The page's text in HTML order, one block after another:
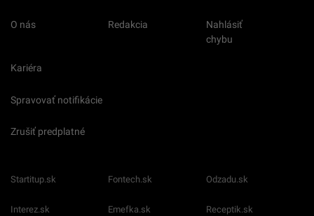
O nás Redakcia
Nahlásiť
chybu
Kariéra
Spravovať notifikácie
Zrušiť predplatné
Startitup.sk Fontech.sk Odzadu.sk
Interez.sk Emefka.sk Receptik.sk